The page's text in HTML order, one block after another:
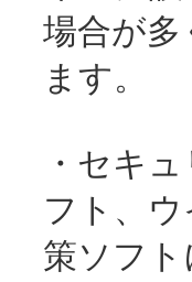
場合が
ます。
・セキ
フト、
策ソフ